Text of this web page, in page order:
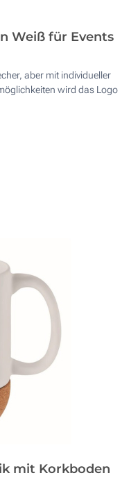
Weiß für Events
aber mit individueller
wird das Logo
mit Korkboden